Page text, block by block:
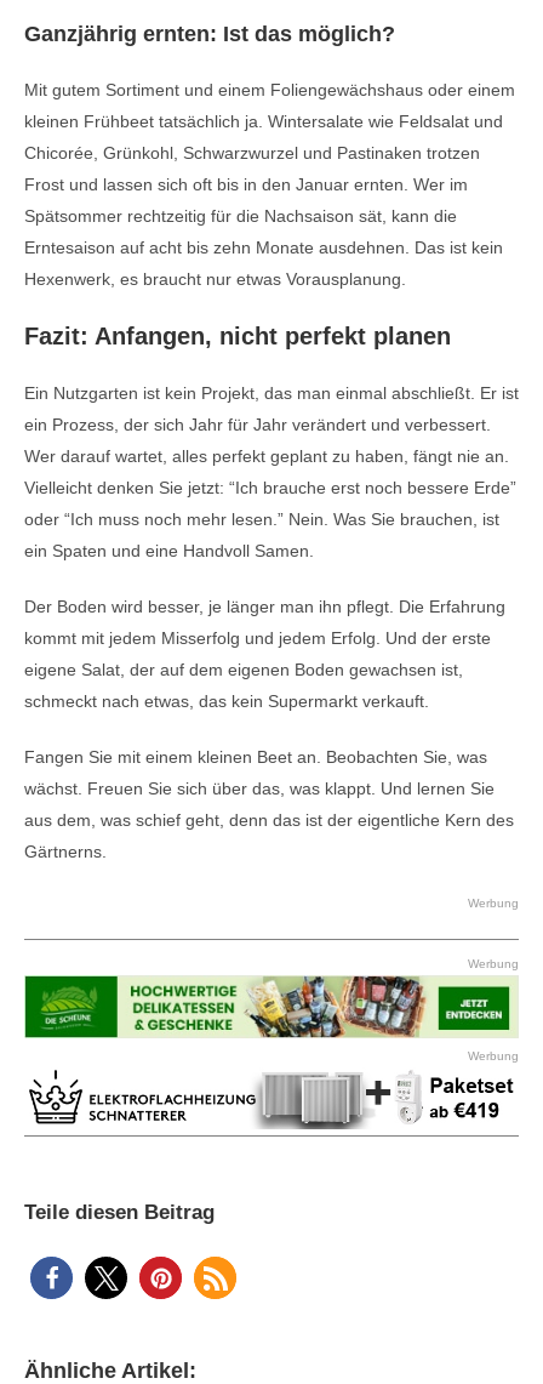
Ganzjährig ernten: Ist das möglich?
Mit gutem Sortiment und einem Foliengewächshaus oder einem
kleinen Frühbeet tatsächlich ja. Wintersalate wie Feldsalat und
Chicorée, Grünkohl, Schwarzwurzel und Pastinaken trotzen
Frost und lassen sich oft bis in den Januar ernten. Wer im
Spätsommer rechtzeitig für die Nachsaison sät, kann die
Erntesaison auf acht bis zehn Monate ausdehnen. Das ist kein
Hexenwerk, es braucht nur etwas Vorausplanung.
Fazit: Anfangen, nicht perfekt planen
Ein Nutzgarten ist kein Projekt, das man einmal abschließt. Er ist
ein Prozess, der sich Jahr für Jahr verändert und verbessert.
Wer darauf wartet, alles perfekt geplant zu haben, fängt nie an.
Vielleicht denken Sie jetzt: “Ich brauche erst noch bessere Erde”
oder “Ich muss noch mehr lesen.” Nein. Was Sie brauchen, ist
ein Spaten und eine Handvoll Samen.
Der Boden wird besser, je länger man ihn pflegt. Die Erfahrung
kommt mit jedem Misserfolg und jedem Erfolg. Und der erste
eigene Salat, der auf dem eigenen Boden gewachsen ist,
schmeckt nach etwas, das kein Supermarkt verkauft.
Fangen Sie mit einem kleinen Beet an. Beobachten Sie, was
wächst. Freuen Sie sich über das, was klappt. Und lernen Sie
aus dem, was schief geht, denn das ist der eigentliche Kern des
Gärtnerns.
Werbung
Werbung
Werbung
Teile diesen Beitrag
Ähnliche Artikel: